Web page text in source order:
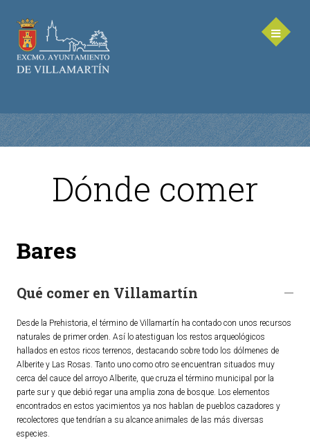
AYUNTAMIENTO
Ordenanzas Municipales
Servicios Municipales
Accesibilidad
SERVICIOS
Salud
Dónde comer
Bares
Qué comer en Villamartín
Desde la Prehistoria, el término de Villamartín ha contado con unos recursos
naturales de primer orden. Así lo atestiguan los restos arqueológicos
hallados en estos ricos terrenos, destacando sobre todo los dólmenes de
Alberite y Las Rosas. Tanto uno como otro se encuentran situados muy
cerca del cauce del arroyo Alberite, que cruza el término municipal por la
parte sur y que debió regar una amplia zona de bosque. Los elementos
encontrados en estos yacimientos ya nos hablan de pueblos cazadores y
recolectores que tendrían a su alcance animales de las más diversas
especies.